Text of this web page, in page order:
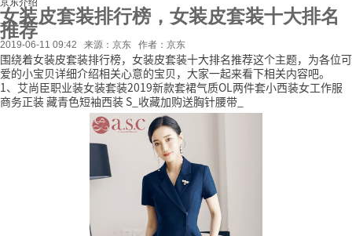
京东介绍
女装皮套装排行榜，女装皮套装十大排名
推荐
2019-06-11 09:42 来源：京东 作者：京东
围绕着女装皮套装排行榜，女装皮套装十大排名推荐这个主题，为各位可
爱的小宝贝详细介绍相关心意的宝贝，大家一起来看下相关内容吧。
1、艾尚臣职业装女装套装2019新款套裙气质OL两件套小西装女工作服
商务正装 藏青色短袖西装 S_收藏加购送胸针腰带_